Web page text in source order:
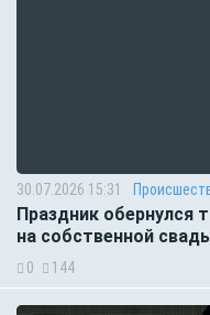
30.07.2026 15:31
Праздник обернулся
на собственной
0 144